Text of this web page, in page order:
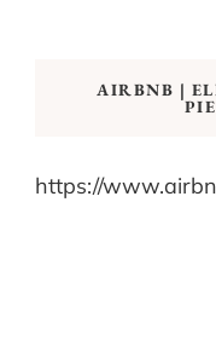
AIRBNB |
https://